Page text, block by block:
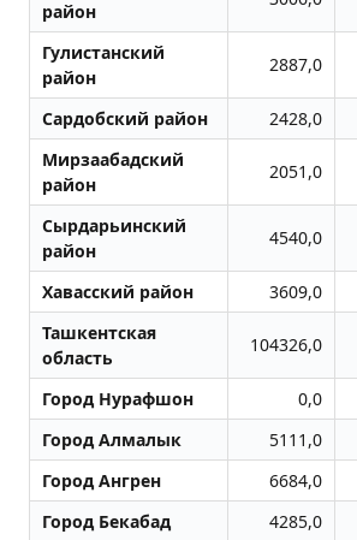
район
Гулистанский
район
2887,0
Сардобский район 2428,0
Мирзаабадский
район
2051,0
Сырдарьинский
район
4540,0
Хавасский район 3609,0
Ташкентская
область
104326,0
Город Нурафшон 0,0
Город Алмалык
5111,0
Город Ангрен
6684,0
Город Бекабад
4285,0